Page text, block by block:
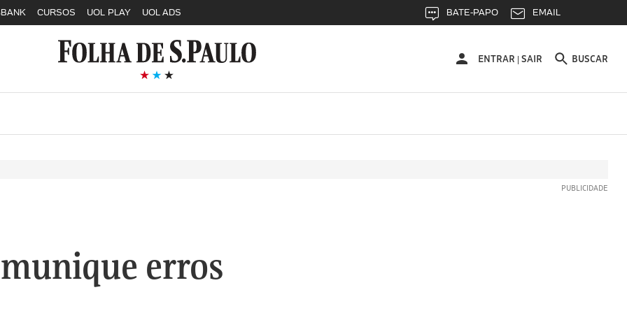
CURSOS UOL PLAY UOL ADS BATE-PAPO EMAIL
ENTRAR
ENTRAR | SAIR BUSCAR
erros